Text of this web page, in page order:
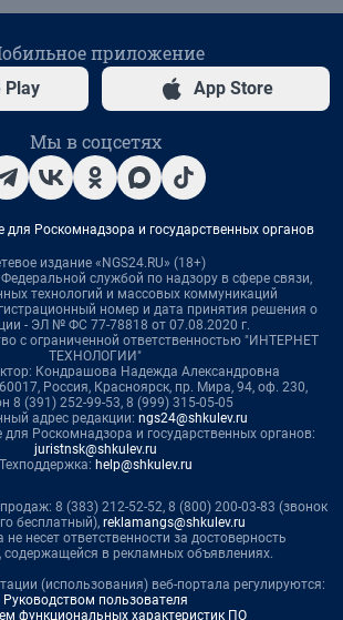
приложение
Play App Store
Мы в соцсетях
для Роскомнадзора и государственных органов
издание «NGS24.RU» (18+)
службой по надзору в сфере связи,
технологий и массовых коммуникаций
номер и дата принятия решения о
- ЭЛ № ФС 77-78818 от 07.08.2020 г.
с ограниченной ответственностью "ИНТЕРНЕТ
ТЕХНОЛОГИИ"
Кондрашова Надежда Александровна
Россия, Красноярск, пр. Мира, 94, оф. 230,
8 (391) 252-99-53, 8 (999) 315-05-05
адрес редакции: ngs24@shkulev.ru
Роскомнадзора и государственных органов:
juristnsk@shkulev.ru
Техподдержка: help@shkulev.ru
8 (383) 212-52-52, 8 (800) 200-03-83 (звонок
бесплатный), reklamangs@shkulev.ru
не несет ответственности за достоверность
в рекламных объявлениях.
(использования) веб-портала регулируются:
Руководством пользователя
функциональных характеристик ПО